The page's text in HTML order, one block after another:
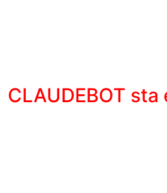
CLAUDEBOT